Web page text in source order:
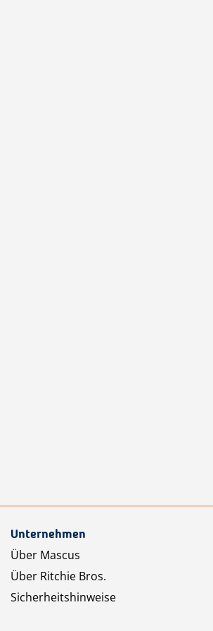
Unternehmen
Über Mascus
Über Ritchie Bros.
Sicherheitshinweise